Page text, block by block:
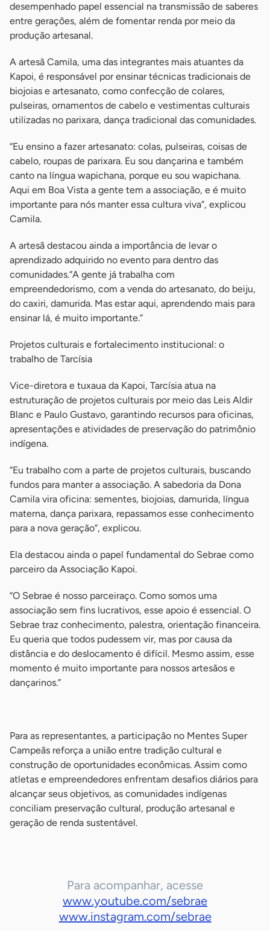
desempenhado papel essencial na transmissão de saberes
entre gerações, além de fomentar renda por meio da
produção artesanal.
A artesã Camila, uma das integrantes mais atuantes da
Kapoi, é responsável por ensinar técnicas tradicionais de
biojoias e artesanato, como confecção de colares,
pulseiras, ornamentos de cabelo e vestimentas culturais
utilizadas no parixara, dança tradicional das comunidades.
“Eu ensino a fazer artesanato: colas, pulseiras, coisas de
cabelo, roupas de parixara. Eu sou dançarina e também
canto na língua wapichana, porque eu sou wapichana.
Aqui em Boa Vista a gente tem a associação, e é muito
importante para nós manter essa cultura viva”, explicou
Camila.
A artesã destacou ainda a importância de levar o
aprendizado adquirido no evento para dentro das
comunidades.“A gente já trabalha com
empreendedorismo, com a venda do artesanato, do beiju,
do caxiri, damurida. Mas estar aqui, aprendendo mais para
ensinar lá, é muito importante.”
Projetos culturais e fortalecimento institucional: o
trabalho de Tarcísia
Vice-diretora e tuxaua da Kapoi, Tarcísia atua na
estruturação de projetos culturais por meio das Leis Aldir
Blanc e Paulo Gustavo, garantindo recursos para oficinas,
apresentações e atividades de preservação do patrimônio
indígena.
“Eu trabalho com a parte de projetos culturais, buscando
fundos para manter a associação. A sabedoria da Dona
Camila vira oficina: sementes, biojoias, damurida, língua
materna, dança parixara, repassamos esse conhecimento
para a nova geração”, explicou.
Ela destacou ainda o papel fundamental do Sebrae como
parceiro da Associação Kapoi.
“O Sebrae é nosso parceiraço. Como somos uma
associação sem fins lucrativos, esse apoio é essencial. O
Sebrae traz conhecimento, palestra, orientação financeira.
Eu queria que todos pudessem vir, mas por causa da
distância e do deslocamento é difícil. Mesmo assim, esse
momento é muito importante para nossos artesãos e
dançarinos.”
Para as representantes, a participação no Mentes Super
Campeãs reforça a união entre tradição cultural e
construção de oportunidades econômicas. Assim como
atletas e empreendedores enfrentam desafios diários para
alcançar seus objetivos, as comunidades indígenas
conciliam preservação cultural, produção artesanal e
geração de renda sustentável.
Para acompanhar, acesse
www.youtube.com/sebrae
www.instagram.com/sebrae